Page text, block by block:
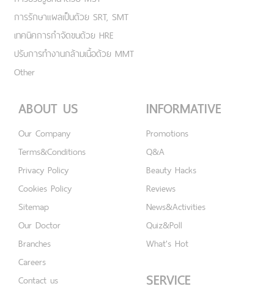
การรักษาแผลเป็นด้วย SRT, SMT
เทคนิคการกำจัดขนด้วย HRE
ปรับการทำงานกล้ามเนื้อด้วย MMT
Other
ABOUT US
Our Company
Terms&Conditions
Privacy Policy
Cookies Policy
Sitemap
Our Doctor
Branches
Careers
Contact us
INFORMATIVE
Promotions
Q&A
Beauty Hacks
Reviews
News&Activities
Quiz&Poll
What's Hot
SERVICE